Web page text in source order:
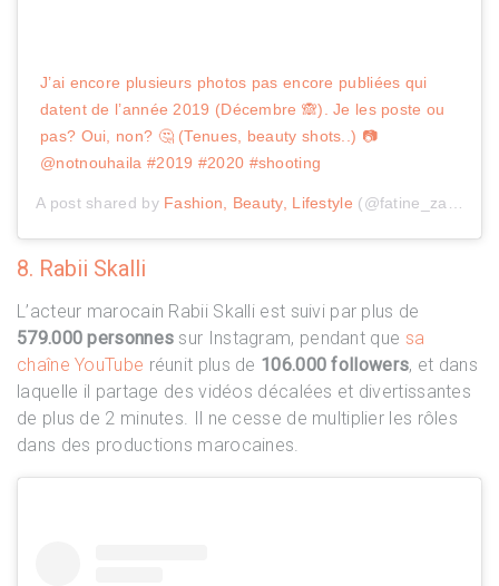
J’ai encore plusieurs photos pas encore publiées qui
datent de l’année 2019 (Décembre 🙈). Je les poste ou
pas? Oui, non? 🤔 (Tenues, beauty shots..) 📷
@notnouhaila #2019 #2020 #shooting
A post shared by Fashion, Beauty, Lifestyle (@fatine_zaimi) on
8. Rabii Skalli
L’acteur marocain Rabii Skalli est suivi par plus de
579.000 personnes sur Instagram, pendant que sa
chaîne YouTube réunit plus de 106.000 followers, et dans
laquelle il partage des vidéos décalées et divertissantes
de plus de 2 minutes. Il ne cesse de multiplier les rôles
dans des productions marocaines.